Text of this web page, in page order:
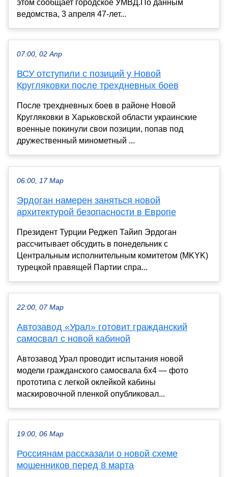
этом сообщает городское УМВД.По данным
ведомства, 3 апреля 47-лет...
07:00, 02 Апр
ВСУ отступили с позиций у Новой
Кругляковки после трехдневных боев
После трехдневных боев в районе Новой
Кругляковки в Харьковской области украинские
военные покинули свои позиции, попав под
дружественный минометный ...
06:00, 17 Мар
Эрдоган намерен заняться новой
архитектурой безопасности в Европе
Президент Турции Реджеп Тайип Эрдоган
рассчитывает обсудить в понедельник с
Центральным исполнительным комитетом (MKYK)
турецкой правящей Партии спра...
22:00, 07 Мар
Автозавод «Урал» готовит гражданский
самосвал с новой кабиной
Автозавод Урал проводит испытания новой
модели гражданского самосвала 6x4 — фото
прототипа с легкой оклейкой кабины
маскировочной пленкой опубликовал...
19:00, 06 Мар
Россиянам рассказали о новой схеме
мошенников перед 8 марта